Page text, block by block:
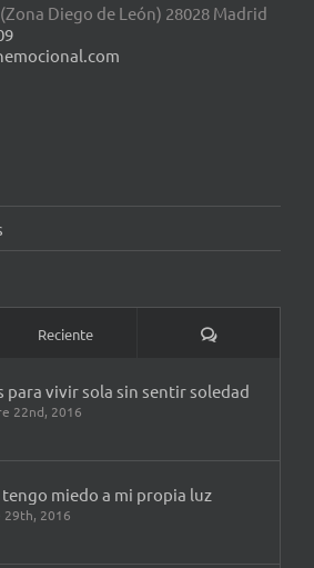
Diego de León) 28028 Madrid
Reciente Comentarios
para vivir sola sin sentir soledad
22nd, 2016
tengo miedo a mi propia luz
29th, 2016